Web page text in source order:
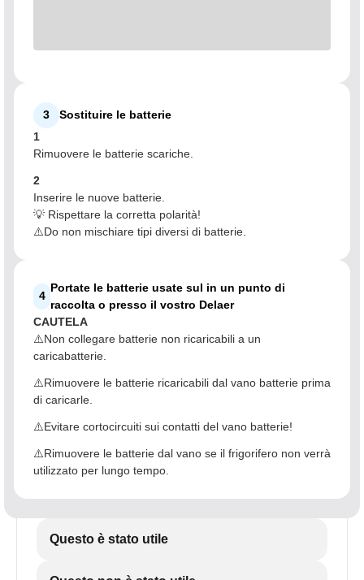
3
Sostituire le batterie
1
Rimuovere le batterie scariche.
2
Inserire le nuove batterie.
💡 Rispettare la corretta polarità!
⚠️Do non mischiare tipi diversi di batterie.
4
Portate le batterie usate sul in un punto di
raccolta o presso il vostro Delaer
CAUTELA
⚠️Non collegare batterie non ricaricabili a un
caricabatterie.
⚠️Rimuovere le batterie ricaricabili dal vano batterie prima
di caricarle.
⚠️Evitare cortocircuiti sui contatti del vano batterie!
⚠️Rimuovere le batterie dal vano se il frigorifero non verrà
utilizzato per lungo tempo.
Questo è stato utile